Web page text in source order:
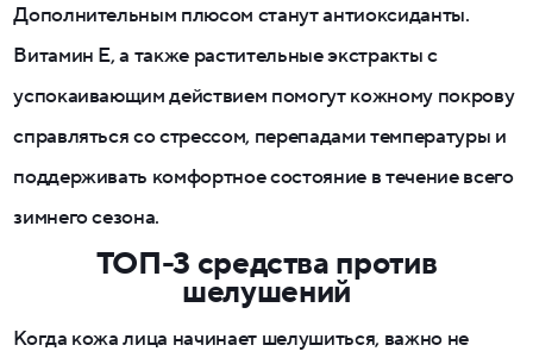
Дополнительным плюсом станут антиоксиданты.
Витамин E, а также растительные экстракты с
успокаивающим действием помогут кожному покрову
справляться со стрессом, перепадами температуры и
поддерживать комфортное состояние в течение всего
зимнего сезона.
ТОП-3 средства против
шелушений
Когда кожа лица начинает шелушиться, важно не